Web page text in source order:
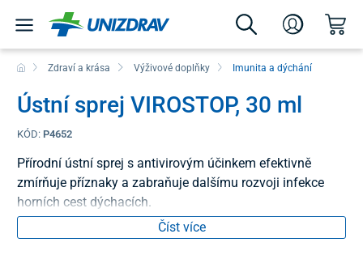
Zdraví a krása Výživové doplňky Imunita a dýchání
Ústní sprej VIROSTOP, 30 ml
KÓD: P4652
Přírodní ústní sprej s antivirovým účinkem efektivně
zmírňuje příznaky a zabraňuje dalšímu rozvoji infekce
horních cest dýchacích.
Číst více